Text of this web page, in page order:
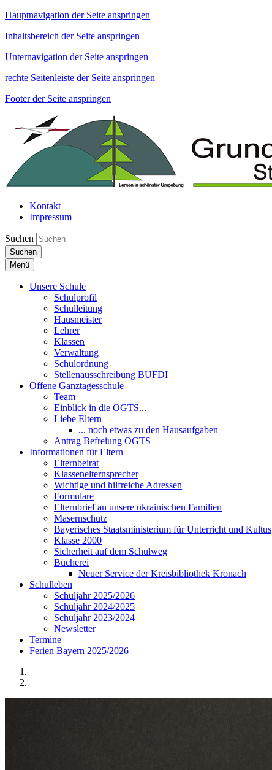
Hauptnavigation der Seite anspringen
Inhaltsbereich der Seite anspringen
Unternavigation der Seite anspringen
rechte Seitenleiste der Seite anspringen
Footer der Seite anspringen
Kontakt
Impressum
Suchen
Suchen
Menü
Unsere Schule
Schulprofil
Schulleitung
Hausmeister
Lehrer
Klassen
Verwaltung
Schulordnung
Stellenausschreibung BUFDI
Offene Ganztagesschule
Team
Einblick in die OGTS...
Liebe Eltern
... noch etwas zu den Hausaufgaben
Antrag Befreiung OGTS
Informationen für Eltern
Elternbeirat
Klassenelternsprecher
Wichtige und hilfreiche Adressen
Formulare
Elternbrief an unsere ukrainischen Familien
Masernschutz
Bayerisches Staatsministerium für Unterricht und Kultus
Klasse 2000
Sicherheit auf dem Schulweg
Bücherei
Neuer Service der Kreisbibliothek Kronach
Schulleben
Schuljahr 2025/2026
Schuljahr 2024/2025
Schuljahr 2023/2024
Newsletter
Termine
Ferien Bayern 2025/2026